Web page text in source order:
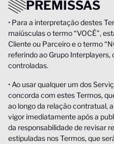
PREMISSAS
• Para a interpretação destes
maiúsculas o termo “VOCÊ”,
Cliente ou Parceiro e o termo
referindo ao Grupo Interplayers,
controladas.
• Ao usar qualquer um dos
concorda com estes Termos,
ao longo da relação contratual,
vigor imediatamente após a
da responsabilidade de revisar
estipuladas nos Termos, que